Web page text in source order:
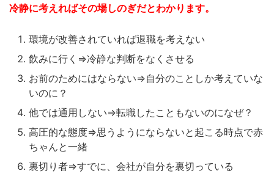
冷静に考えればその場しのぎだとわかります。
環境が改善されていれば退職を考えない
飲みに行く⇒冷静な判断をなくさせる
お前のためにはならない⇒自分のことしか考えていな
いのに？
他では通用しない⇒転職したこともないのになぜ？
高圧的な態度⇒思うようにならないと起こる時点で赤
ちゃんと一緒
裏切り者⇒すでに、会社が自分を裏切っている